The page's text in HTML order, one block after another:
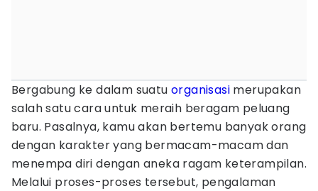
Bergabung ke dalam suatu organisasi merupakan
salah satu cara untuk meraih beragam peluang
baru. Pasalnya, kamu akan bertemu banyak orang
dengan karakter yang bermacam-macam dan
menempa diri dengan aneka ragam keterampilan.
Melalui proses-proses tersebut, pengalaman